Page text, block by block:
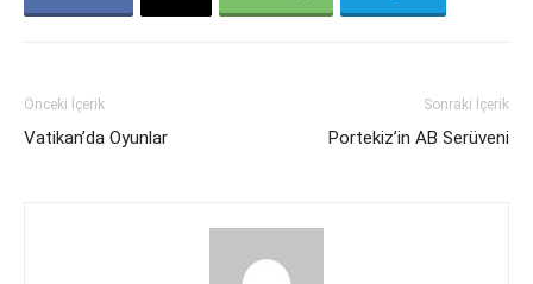
Önceki İçerik
Vatikan’da Oyunlar
Sonraki İçerik
Portekiz’in AB Serüveni